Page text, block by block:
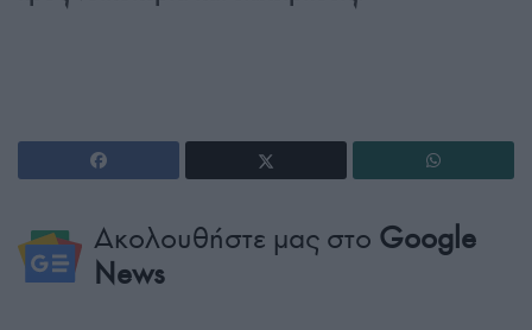
Ακολουθήστε μας στο Google
News